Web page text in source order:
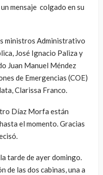
mensaje colgado en su
ministros Administrativo
José Ignacio Paliza y
Juan Manuel Méndez
de Emergencias (COE)
Clarissa Franco.
Díaz Morfa están
el momento. Gracias
tarde de ayer domingo.
de las dos cabinas, una a